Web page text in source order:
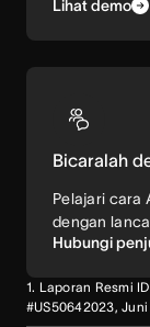
Lihat demo
Bicaralah
Pelajari cara
dengan
Hubungi
1. Laporan Resmi
#US50642023,